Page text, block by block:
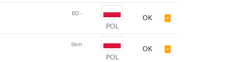
BD -
POL
OK
6km
POL
OK